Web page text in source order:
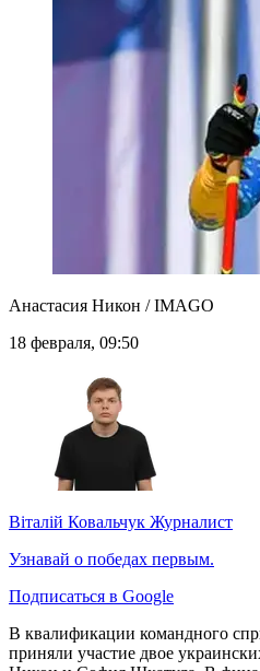
Анастасия Никон / IMAGO
18 февраля, 09:50
Віталій Ковальчук Журналист
Узнавай о победах первым.
Подписаться в Google
В квалификации командного
приняли участие двое